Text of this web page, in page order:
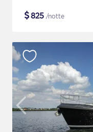
$825 /notte